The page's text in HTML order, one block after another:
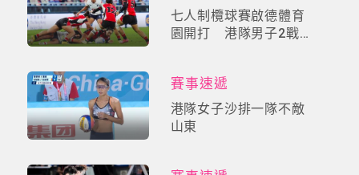
七人制欖球賽啟德體育
園開打 港隊男子2戰
賽事速遞
港隊女子沙排一隊不敵
山東